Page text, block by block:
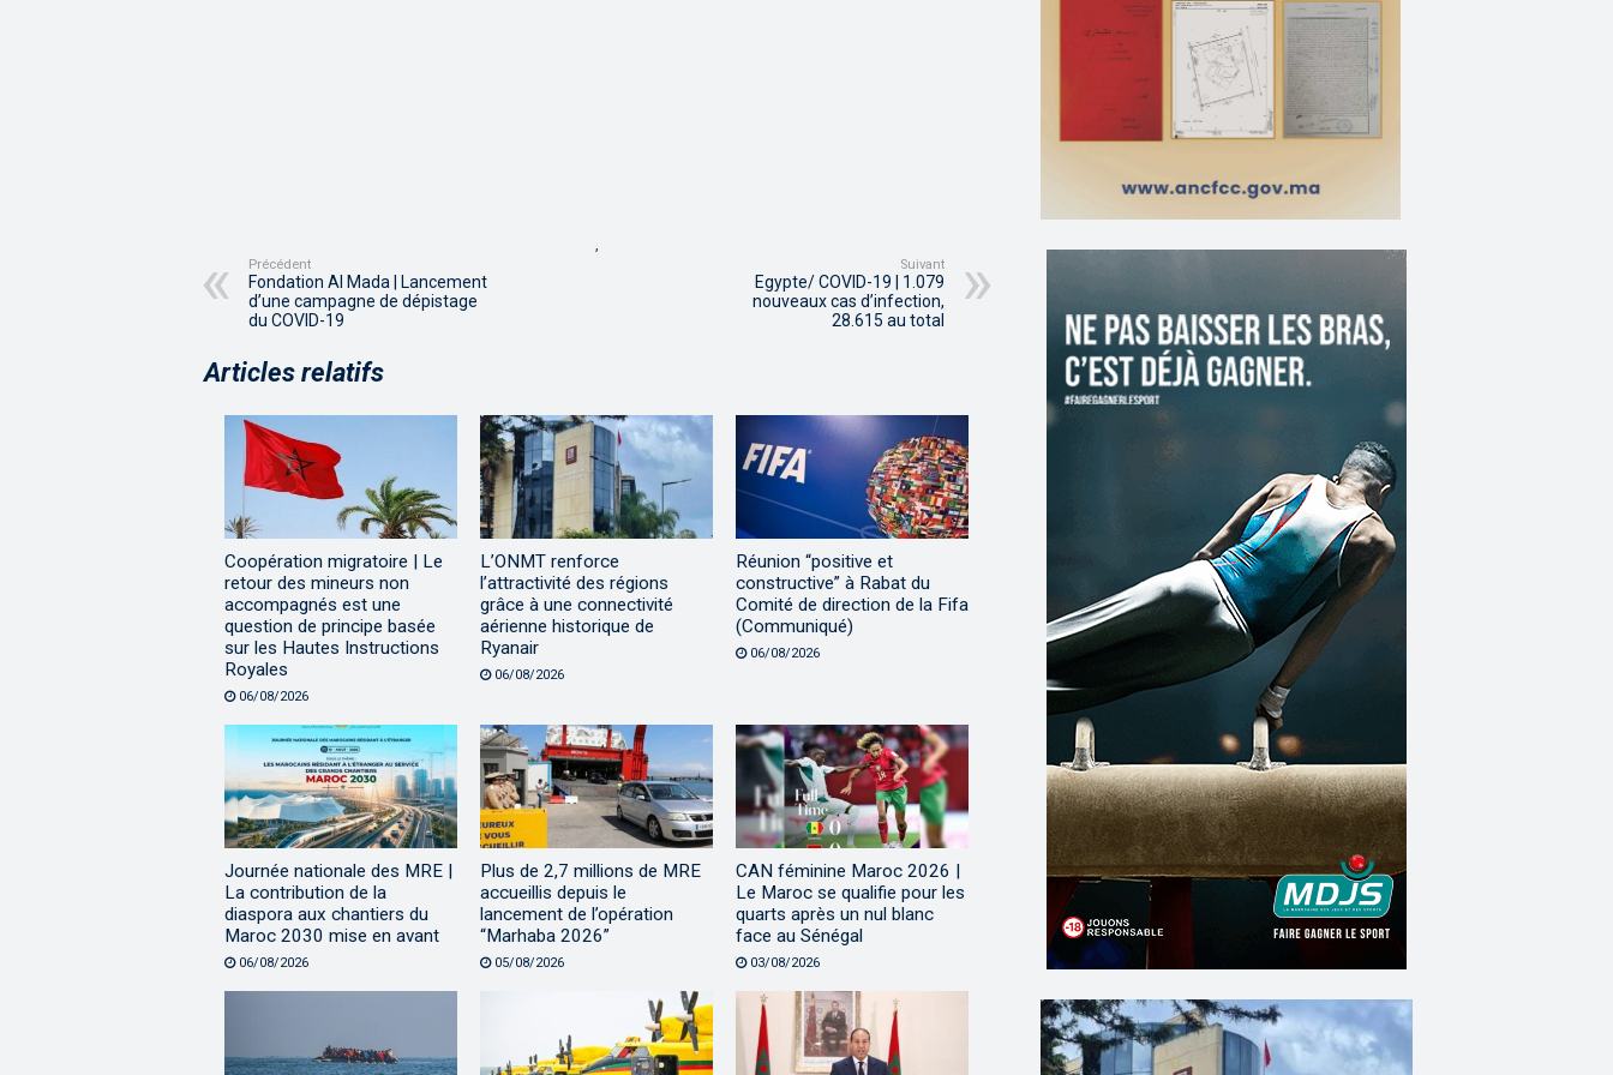
Précédent
Fondation Al Mada | Lancement
d’une campagne de dépistage
du COVID-19
Suivant
Egypte/ COVID-19 | 1.079
nouveaux cas d’infection,
28.615 au total
Articles relatifs
Coopération migratoire | Le
retour des mineurs non
accompagnés est une
question de principe basée
sur les Hautes Instructions
Royales
06/08/2026
L’ONMT renforce
l’attractivité des régions
grâce à une connectivité
aérienne historique de
Ryanair
06/08/2026
Réunion “positive et
constructive” à Rabat du
Comité de direction de la Fifa
(Communiqué)
06/08/2026
Journée nationale des MRE |
La contribution de la
diaspora aux chantiers du
Maroc 2030 mise en avant
06/08/2026
Plus de 2,7 millions de MRE
accueillis depuis le
lancement de l’opération
“Marhaba 2026”
05/08/2026
CAN féminine Maroc 2026 |
Le Maroc se qualifie pour les
quarts après un nul blanc
face au Sénégal
03/08/2026